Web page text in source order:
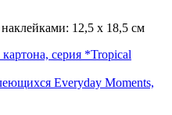
12,5 х 18,5 см
серия *Tropical
Everyday Moments,